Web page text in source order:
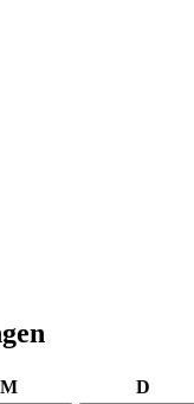
MMittwoch D